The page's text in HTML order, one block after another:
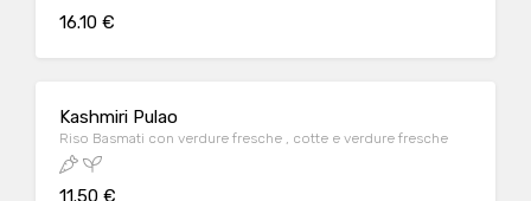
16.10 €
Kashmiri Pulao
Riso Basmati con verdure fresche , cotte e verdure fresche
11.50 €